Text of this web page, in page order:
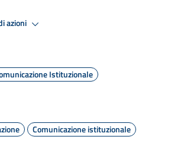
azioni
Istituzionale
Comunicazione istituzionale